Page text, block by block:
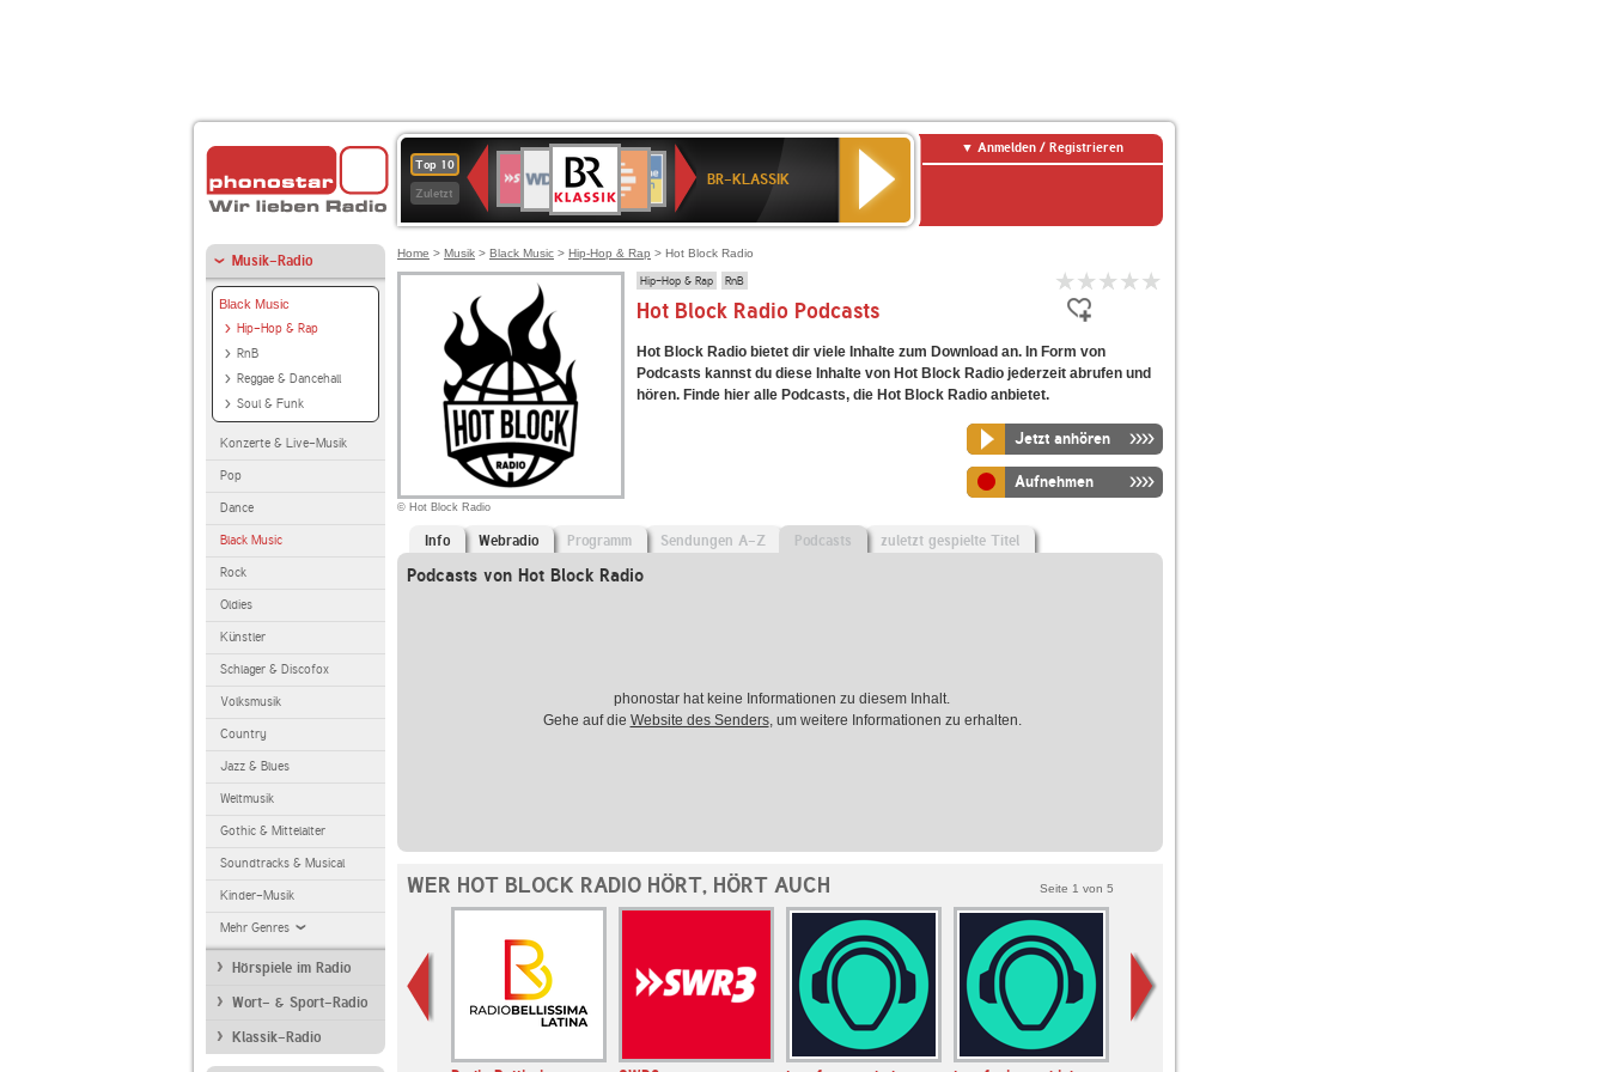
Top 10
Zuletzt
Deutschlandfunk
80er
90er
OLDIE
ANTENNE
4
BR-
KLASSIK
Deutschlandfunk
Kultur
ANTENNE
BAYERN
SWR
Kultur
NDR
2
BR-KLASSIK
Anmelden / Registrieren
Musik-Radio
Black Music
Hip-Hop & Rap
RnB
Reggae & Dancehall
Soul & Funk
Konzerte & Live-Musik
Pop
Dance
Black Music
Rock
Oldies
Künstler
Schlager & Discofox
Volksmusik
Country
Jazz & Blues
Weltmusik
Gothic & Mittelalter
Soundtracks & Musical
Kinder-Musik
Mehr Genres
Hörspiele im Radio
Wort- & Sport-Radio
Klassik-Radio
Home > Musik > Black Music > Hip-Hop & Rap > Hot Block Radio
© Hot Block Radio
Hip-Hop & Rap RnB
Hot Block Radio Podcasts
Hot Block Radio bietet dir viele Inhalte zum Download an. In Form von
Podcasts kannst du diese Inhalte von Hot Block Radio jederzeit abrufen und
hören. Finde hier alle Podcasts, die Hot Block Radio anbietet.
Jetzt anhören
Aufnehmen
Info Webradio Programm Sendungen A-Z Podcasts zuletzt gespielte Titel
Podcasts von Hot Block Radio
phonostar hat keine Informationen zu diesem Inhalt.
Gehe auf die Website des Senders, um weitere Informationen zu erhalten.
WER HOT BLOCK RADIO HÖRT, HÖRT AUCH Seite 1 von 5